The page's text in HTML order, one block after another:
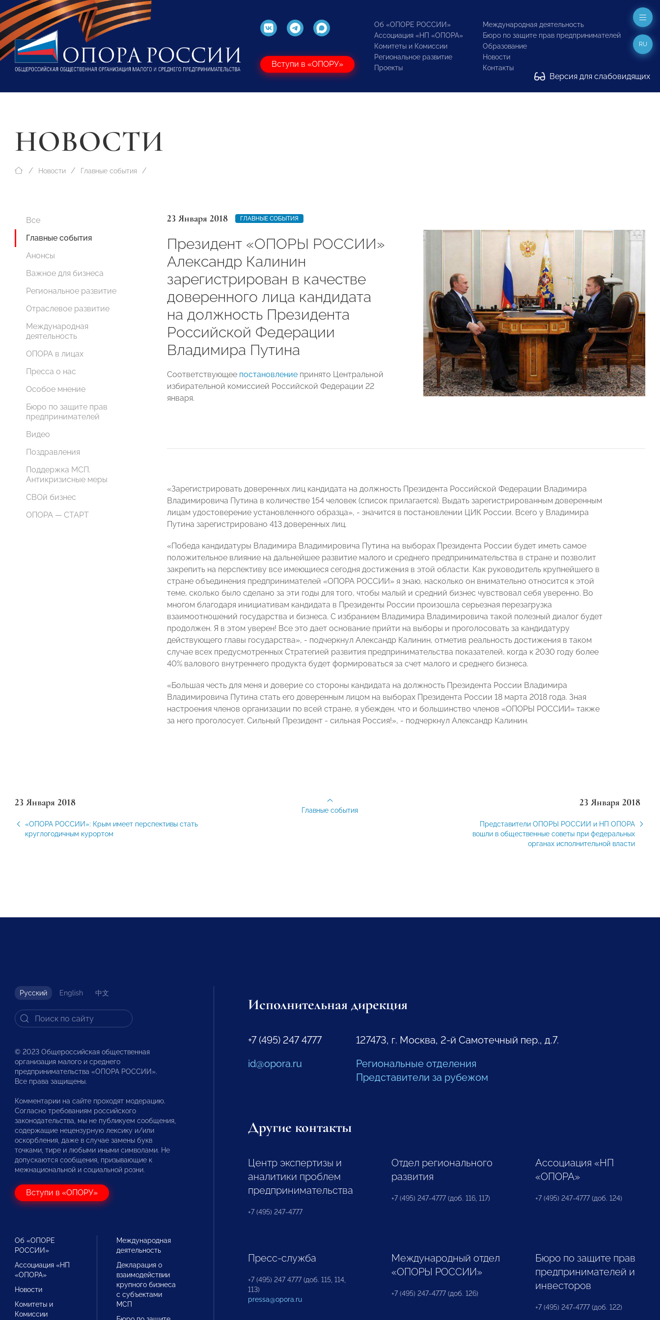
Вступи в «ОПОРУ»
Об «ОПОРЕ РОССИИ»
Ассоциация «НП «ОПОРА»
Комитеты и Комиссии
Региональное развитие
Проекты
Международная деятельность
Бюро по защите прав предпринимателей
Образование
Новости
Контакты
Версия для слабовидящих
RU
НОВОСТИ
Новости Главные события
Все
Главные события
Анонсы
Важное для бизнеса
Региональное развитие
Отраслевое развитие
Международная
деятельность
ОПОРА в лицах
Пресса о нас
Особое мнение
Бюро по защите прав
предпринимателей
Видео
Поздравления
Поддержка МСП.
Антикризисные меры
СВОй бизнес
ОПОРА — СТАРТ
23 Января 2018 ГЛАВНЫЕ СОБЫТИЯ
Президент «ОПОРЫ РОССИИ»
Александр Калинин
зарегистрирован в качестве
доверенного лица кандидата
на должность Президента
Российской Федерации
Владимира Путина
Соответствующее постановление принято Центральной
избирательной комиссией Российской Федерации 22
января.
«Зарегистрировать доверенных лиц кандидата на должность Президента Российской Федерации Владимира
Владимировича Путина в количестве 154 человек (список прилагается). Выдать зарегистрированным доверенным
лицам удостоверение установленного образца», - значится в постановлении ЦИК России. Всего у Владимира
Путина зарегистрировано 413 доверенных лиц.
«Победа кандидатуры Владимира Владимировича Путина на выборах Президента России будет иметь самое
положительное влияние на дальнейшее развитие малого и среднего предпринимательства в стране и позволит
закрепить на перспективу все имеющиеся сегодня достижения в этой области. Как руководитель крупнейшего в
стране объединения предпринимателей «ОПОРА РОССИИ» я знаю, насколько он внимательно относится к этой
теме, сколько было сделано за эти годы для того, чтобы малый и средний бизнес чувствовал себя уверенно. Во
многом благодаря инициативам кандидата в Президенты России произошла серьезная перезагрузка
взаимоотношений государства и бизнеса. С избранием Владимира Владимировича такой полезный диалог будет
продолжен. Я в этом уверен! Все это дает основание прийти на выборы и проголосовать за кандидатуру
действующего главы государства», - подчеркнул Александр Калинин, отметив реальность достижения в таком
случае всех предусмотренных Стратегией развития предпринимательства показателей, когда к 2030 году более
40% валового внутреннего продукта будет формироваться за счет малого и среднего бизнеса.
«Большая честь для меня и доверие со стороны кандидата на должность Президента России Владимира
Владимировича Путина стать его доверенным лицом на выборах Президента России 18 марта 2018 года. Зная
настроения членов организации по всей стране, я убежден, что и большинство членов «ОПОРЫ РОССИИ» также
за него проголосует. Сильный Президент - сильная Россия!», - подчеркнул Александр Калинин.
23 Января 2018
«ОПОРА РОССИИ»: Крым имеет перспективы стать
круглогодичным курортом
23 Января 2018
Представители ОПОРЫ РОССИИ и НП ОПОРА
вошли в общественные советы при федеральных
органах исполнительной власти
Главные события
Русский English 中文
© 2023 Общероссийская общественная
организация малого и среднего
предпринимательства «ОПОРА РОССИИ».
Все права защищены.
Комментарии на сайте проходят модерацию.
Согласно требованиям российского
законодательства, мы не публикуем сообщения,
содержащие нецензурную лексику и/или
оскорбления, даже в случае замены букв
точками, тире и любыми иными символами. Не
допускаются сообщения, призывающие к
межнациональной и социальной розни.
Вступи в «ОПОРУ»
Об «ОПОРЕ
РОССИИ»
Ассоциация «НП
«ОПОРА»
Новости
Комитеты и
Комиссии
Международная
деятельность
Декларация о
взаимодействии
крупного бизнеса
с субъектами
МСП
Исполнительная дирекция
+7 (495) 247 4777
id@opora.ru
127473, г. Москва, 2-й Самотечный пер., д.7.
Региональные отделения
Представители за рубежом
Другие контакты
Центр экспертизы и
аналитики проблем
предпринимательства
+7 (495) 247-4777
Отдел регионального
развития
+7 (495) 247-4777 (доб. 116, 117)
Ассоциация «НП
«ОПОРА»
+7 (495) 247-4777 (доб. 124)
Пресс-служба
+7 (495) 247 4777 (доб. 115, 114,
113)
pressa@opora.ru
Международный отдел
«ОПОРЫ РОССИИ»
+7 (495) 247-4777 (доб. 126)
Бюро по защите прав
предпринимателей и
инвесторов
+7 (495) 247-4777 (доб. 122)